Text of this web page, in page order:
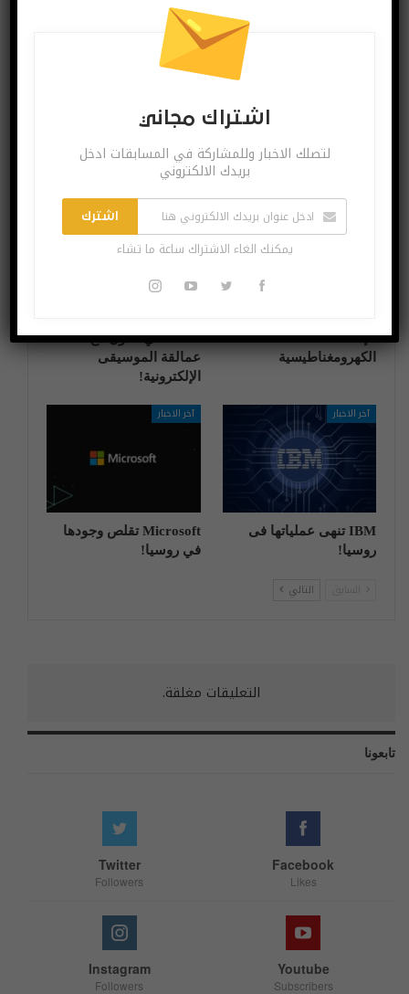
تسلا تخفّض مبيع
اختراعات وتكنولوجيا
الإشعاعات
الكهرومغناطيسية
آخر الاخبار
IKEA في تعاون مع
عمالقة الموسيقى
الإلكترونية!
آخر الاخبار
IBM تنهی عملیاتها فی
روسیا!
آخر الاخبار
Microsoft تقلص وجودها
في روسيا!
التالي
التعليقات مغلقة.
تابعونا
Facebook
Likes
Twitter
Followers
Youtube
Subscribers
Instagram
Followers
اشتراك مجاني
لتصلك الاخبار وللمشاركة في المسابقات ادخل
بريدك الالكتروني
اشترك
يمكنك الغاء الاشتراك ساعة ما تشاء